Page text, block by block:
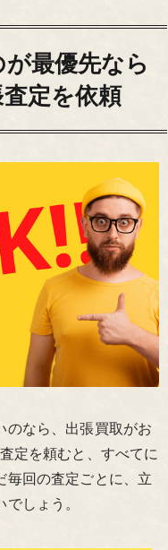
最優先なら
定を依頼
のなら、出張買取がお
定を頼むと、すべてに
毎回の査定ごとに、立
しょう。